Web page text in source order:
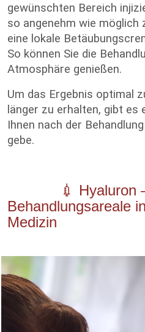
gewünschten Bereich
so angenehm wie möglich
eine lokale
So können Sie die
Atmosphäre genießen.
Um das Ergebnis optimal
länger zu erhalten, gibt es
Ihnen nach der
gebe.
💉 Hyaluron
Behandlungsareale
Medizin